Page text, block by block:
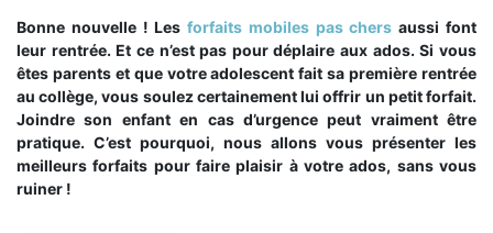
Bonne nouvelle ! Lesforfaits mobiles pas chers aussi font
leur rentrée. Et ce n’est pas pour déplaire aux ados. Si vous
êtes parents et que votre adolescent fait sa première rentrée
au collège, vous soulez certainement lui offrir un petit forfait.
Joindre son enfant en cas d’urgence peut vraiment être
pratique. C’est pourquoi, nous allons vous présenter les
meilleurs forfaits pour faire plaisir à votre ados, sans vous
ruiner !